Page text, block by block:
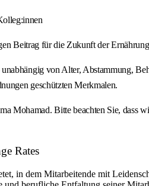
Beitrag für die Zukunft der Ernährung
von Alter, Abstammung,
geschützten Merkmalen.
Mohamad. Bitte beachten Sie, dass
Rates
in dem Mitarbeitende mit